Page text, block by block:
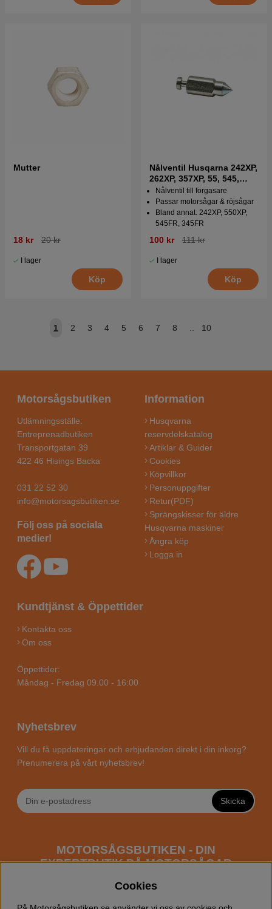
Mutter
18 kr 20 kr
I lager
Köp
Nålventil Husqarna 242XP,
262XP, 357XP, 55, 545,
550XP
Nålventil till förgasare
Passar motorsågar & röjsågar
Bland annat: 242XP, 550XP,
545FR, 345FR
100 kr 111 kr
I lager
Köp
1 2 3 4 5 6 7 8 .. 10
Motorsågsbutiken
Utlämningsställe:
Entreprenadbutiken
Transportgatan 39
422 46 Hisings Backa
031 22 52 30
info@motorsagsbutiken.se
Följ oss på sociala
medier!
Information
Husqvarna
reservdelskatalog
Artiklar & Guider
Cookies
Köpvillkor
Personuppgifter
Retur(PDF)
Sprängskisser för äldre
Husqvarna maskiner
Ångra köp
Logga in
Kundtjänst & Öppettider
Kontakta oss
Om oss
Öppettider:
Måndag - Fredag 09.00 - 16:00
Nyhetsbrev
Vill du få uppdateringar och erbjudanden direkt i din inkorg?
Prenumerera på vårt nyhetsbrev!
Skicka
MOTORSÅGSBUTIKEN - DIN
EXPERTBUTIK PÅ MOTORSÅGAR
Cookies